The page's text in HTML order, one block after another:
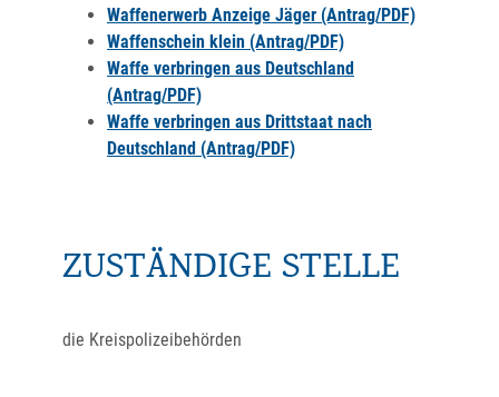
Waffenerwerb Anzeige Jäger (Antrag/PDF)
Waffenschein klein (Antrag/PDF)
Waffe verbringen aus Deutschland
(Antrag/PDF)
Waffe verbringen aus Drittstaat nach
Deutschland (Antrag/PDF)
ZUSTÄNDIGE STELLE
die Kreispolizeibehörden